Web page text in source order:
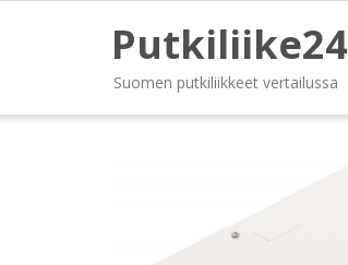
Putkiliike24
Suomen putkiliikkeet vertailussa